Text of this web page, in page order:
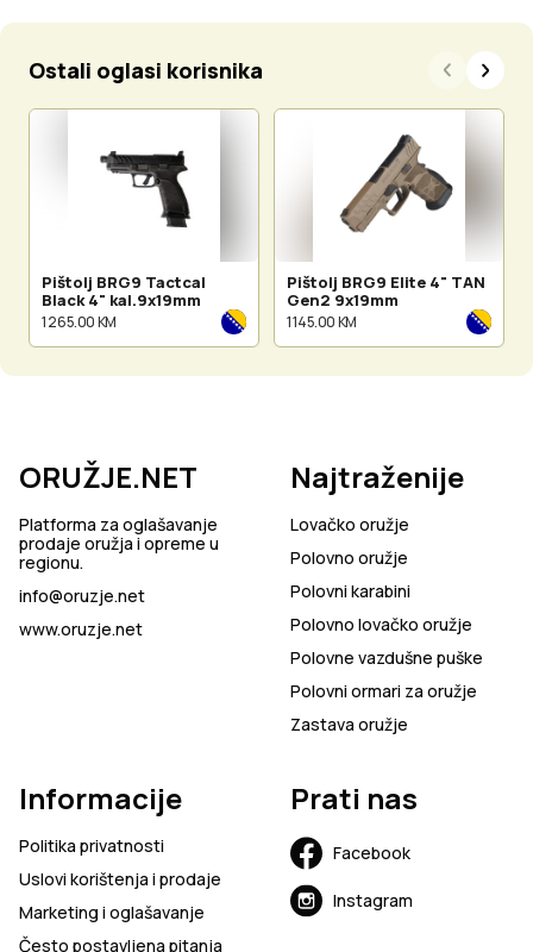
Ostali oglasi korisnika
Pištolj BRG9 Tactcal
Black 4" kal.9x19mm
1 265.00 KM
Pištolj BRG9 Elite 4" TAN
Gen2 9x19mm
1 145.00 KM
ORUŽJE.NET
Platforma za oglašavanje
prodaje oružja i opreme u
regionu.
info@oruzje.net
www.oruzje.net
Najtraženije
Lovačko oružje
Polovno oružje
Polovni karabini
Polovno lovačko oružje
Polovne vazdušne puške
Polovni ormari za oružje
Zastava oružje
Informacije
Politika privatnosti
Uslovi korištenja i prodaje
Marketing i oglašavanje
Često postavljena pitanja
Prati nas
Facebook
Instagram